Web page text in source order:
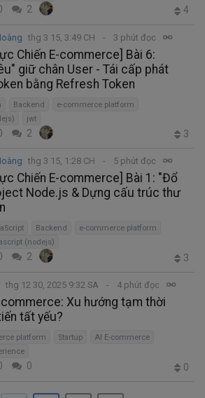
2 4
thg 3 15, 3:49 CH 3 phút đọc
Chiến E-commerce] Bài 6:
giữ chân User - Tái cấp phát
bằng Refresh Token
Backend
e-commerce platform
jwt
2 3
thg 3 15, 1:28 CH 5 phút đọc
Chiến E-commerce] Bài 1: "Đổ
Node.js & Dựng cấu trúc thư
Backend
e-commerce platform
(nodejs)
2 3
thg 12 30, 2025 9:32 SA 4 phút đọc
Xu hướng tạm thời
tất yếu?
platform Startup
AI E-commerce
0 0